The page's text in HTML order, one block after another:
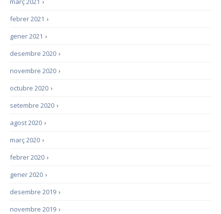
›
febrer 2021
›
gener 2021
›
desembre 2020
›
novembre 2020
›
octubre 2020
›
setembre 2020
›
agost 2020
›
març 2020
›
febrer 2020
›
gener 2020
›
desembre 2019
›
novembre 2019